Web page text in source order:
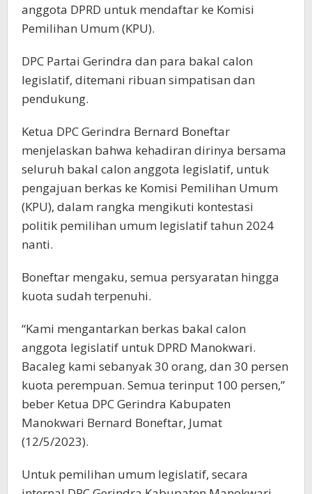
anggota DPRD untuk mendaftar ke Komisi
Pemilihan Umum (KPU).
DPC Partai Gerindra dan para bakal calon
legislatif, ditemani ribuan simpatisan dan
pendukung.
Ketua DPC Gerindra Bernard Boneftar
menjelaskan bahwa kehadiran dirinya bersama
seluruh bakal calon anggota legislatif, untuk
pengajuan berkas ke Komisi Pemilihan Umum
(KPU), dalam rangka mengikuti kontestasi
politik pemilihan umum legislatif tahun 2024
nanti.
Boneftar mengaku, semua persyaratan hingga
kuota sudah terpenuhi.
“Kami mengantarkan berkas bakal calon
anggota legislatif untuk DPRD Manokwari.
Bacaleg kami sebanyak 30 orang, dan 30 persen
kuota perempuan. Semua terinput 100 persen,”
beber Ketua DPC Gerindra Kabupaten
Manokwari Bernard Boneftar, Jumat
(12/5/2023).
Untuk pemilihan umum legislatif, secara